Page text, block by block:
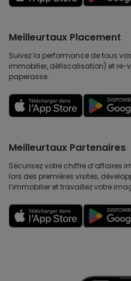
Meilleurtaux Placement
Suivez la performance de tous
immobilier, défiscalisation) et re-
paperasse.
Meilleurtaux Partenaires
Sécurisez votre chiffre d’affaires
lors des premières visites,
l’immobilier et travaillez votre